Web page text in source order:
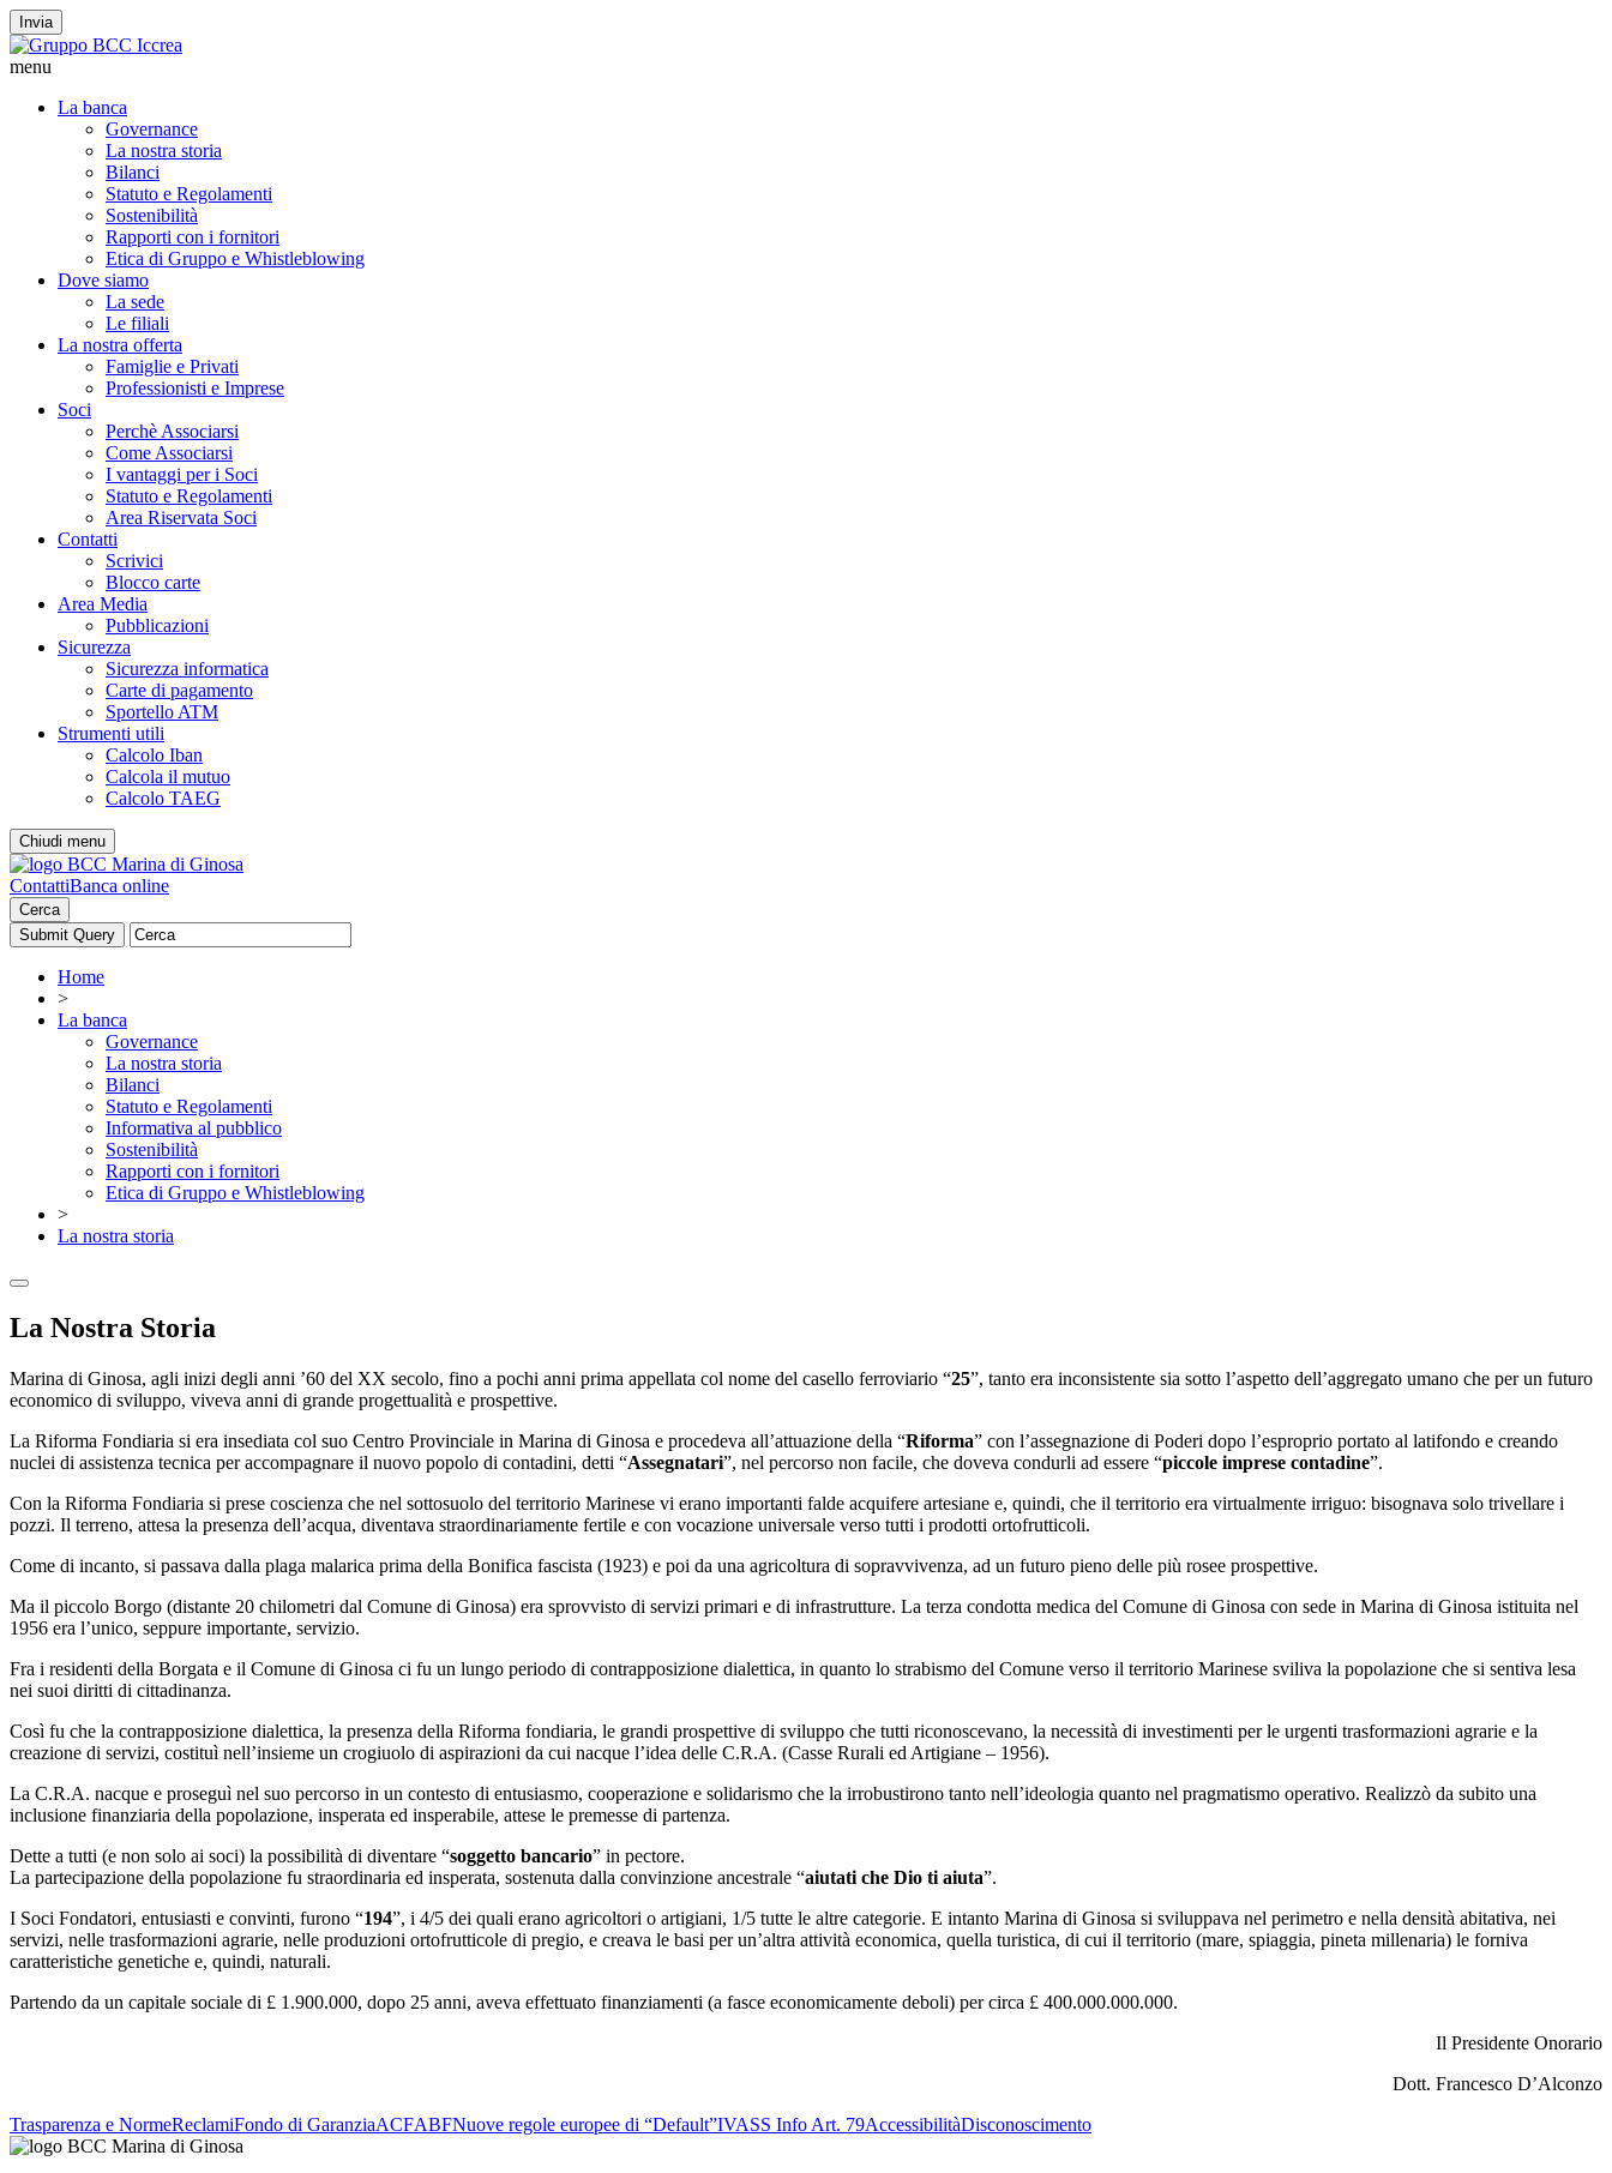
Invia
menu
La banca
Governance
La nostra storia
Bilanci
Statuto e Regolamenti
Sostenibilità
Rapporti con i fornitori
Etica di Gruppo e Whistleblowing
Dove siamo
La sede
Le filiali
La nostra offerta
Famiglie e Privati
Professionisti e Imprese
Soci
Perchè Associarsi
Come Associarsi
I vantaggi per i Soci
Statuto e Regolamenti
Area Riservata Soci
Contatti
Scrivici
Blocco carte
Area Media
Pubblicazioni
Sicurezza
Sicurezza informatica
Carte di pagamento
Sportello ATM
Strumenti utili
Calcolo Iban
Calcola il mutuo
Calcolo TAEG
Chiudi menu
ContattiBanca online
Cerca
Home
>
La banca
Governance
La nostra storia
Bilanci
Statuto e Regolamenti
Informativa al pubblico
Sostenibilità
Rapporti con i fornitori
Etica di Gruppo e Whistleblowing
>
La nostra storia
La Nostra Storia
Marina di Ginosa, agli inizi degli anni ’60 del XX secolo, fino a pochi anni prima appellata col nome del casello ferroviario “25”, tanto era inconsistente sia sotto l’aspetto dell’aggregato umano che per un futuro
economico di sviluppo, viveva anni di grande progettualità e prospettive.
La Riforma Fondiaria si era insediata col suo Centro Provinciale in Marina di Ginosa e procedeva all’attuazione della “Riforma” con l’assegnazione di Poderi dopo l’esproprio portato al latifondo e creando
nuclei di assistenza tecnica per accompagnare il nuovo popolo di contadini, detti “Assegnatari”, nel percorso non facile, che doveva condurli ad essere “piccole imprese contadine”.
Con la Riforma Fondiaria si prese coscienza che nel sottosuolo del territorio Marinese vi erano importanti falde acquifere artesiane e, quindi, che il territorio era virtualmente irriguo: bisognava solo trivellare i
pozzi. Il terreno, attesa la presenza dell’acqua, diventava straordinariamente fertile e con vocazione universale verso tutti i prodotti ortofrutticoli.
Come di incanto, si passava dalla plaga malarica prima della Bonifica fascista (1923) e poi da una agricoltura di sopravvivenza, ad un futuro pieno delle più rosee prospettive.
Ma il piccolo Borgo (distante 20 chilometri dal Comune di Ginosa) era sprovvisto di servizi primari e di infrastrutture. La terza condotta medica del Comune di Ginosa con sede in Marina di Ginosa istituita nel
1956 era l’unico, seppure importante, servizio.
Fra i residenti della Borgata e il Comune di Ginosa ci fu un lungo periodo di contrapposizione dialettica, in quanto lo strabismo del Comune verso il territorio Marinese sviliva la popolazione che si sentiva lesa
nei suoi diritti di cittadinanza.
Così fu che la contrapposizione dialettica, la presenza della Riforma fondiaria, le grandi prospettive di sviluppo che tutti riconoscevano, la necessità di investimenti per le urgenti trasformazioni agrarie e la
creazione di servizi, costituì nell’insieme un crogiuolo di aspirazioni da cui nacque l’idea delle C.R.A. (Casse Rurali ed Artigiane – 1956).
La C.R.A. nacque e proseguì nel suo percorso in un contesto di entusiasmo, cooperazione e solidarismo che la irrobustirono tanto nell’ideologia quanto nel pragmatismo operativo. Realizzò da subito una
inclusione finanziaria della popolazione, insperata ed insperabile, attese le premesse di partenza.
Dette a tutti (e non solo ai soci) la possibilità di diventare “soggetto bancario” in pectore.
La partecipazione della popolazione fu straordinaria ed insperata, sostenuta dalla convinzione ancestrale “aiutati che Dio ti aiuta”.
I Soci Fondatori, entusiasti e convinti, furono “194”, i 4/5 dei quali erano agricoltori o artigiani, 1/5 tutte le altre categorie. E intanto Marina di Ginosa si sviluppava nel perimetro e nella densità abitativa, nei
servizi, nelle trasformazioni agrarie, nelle produzioni ortofrutticole di pregio, e creava le basi per un’altra attività economica, quella turistica, di cui il territorio (mare, spiaggia, pineta millenaria) le forniva
caratteristiche genetiche e, quindi, naturali.
Partendo da un capitale sociale di £ 1.900.000, dopo 25 anni, aveva effettuato finanziamenti (a fasce economicamente deboli) per circa £ 400.000.000.000.
Il Presidente Onorario
Dott. Francesco D’Alconzo
Trasparenza e NormeReclamiFondo di GaranziaACFABFNuove regole europee di “Default”IVASS Info Art. 79AccessibilitàDisconoscimento